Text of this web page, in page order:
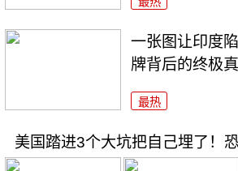
一张图让印度
牌背后的终极
最热
美国踏进3个大坑把自己埋了！